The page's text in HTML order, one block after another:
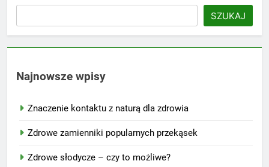
SZUKAJ
Najnowsze wpisy
Znaczenie kontaktu z naturą dla zdrowia
Zdrowe zamienniki popularnych przekąsek
Zdrowe słodycze – czy to możliwe?